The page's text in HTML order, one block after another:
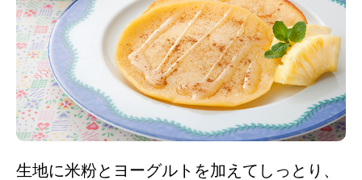
生地に米粉とヨーグルトを加えてしっとり、